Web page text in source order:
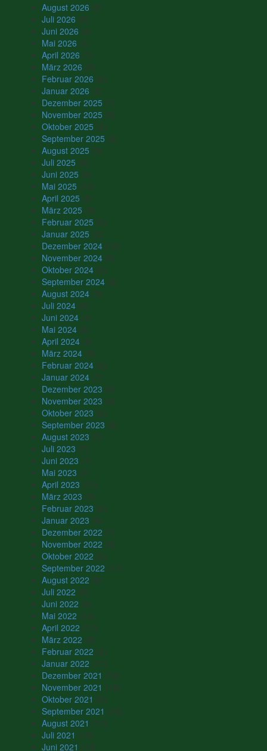
August 2026 (2)
Juli 2026 (5)
Juni 2026 (4)
Mai 2026 (1)
April 2026 (7)
März 2026 (2)
Februar 2026 (2)
Januar 2026 (5)
Dezember 2025 (7)
November 2025 (5)
Oktober 2025 (4)
September 2025 (9)
August 2025 (3)
Juli 2025 (8)
Juni 2025 (8)
Mai 2025 (10)
April 2025 (5)
März 2025 (5)
Februar 2025 (6)
Januar 2025 (3)
Dezember 2024 (10)
November 2024 (6)
Oktober 2024 (6)
September 2024 (3)
August 2024 (3)
Juli 2024 (6)
Juni 2024 (4)
Mai 2024 (8)
April 2024 (8)
März 2024 (5)
Februar 2024 (2)
Januar 2024 (7)
Dezember 2023 (5)
November 2023 (4)
Oktober 2023 (2)
September 2023 (6)
August 2023 (7)
Juli 2023 (7)
Juni 2023 (7)
Mai 2023 (7)
April 2023 (13)
März 2023 (3)
Februar 2023 (2)
Januar 2023 (9)
Dezember 2022 (7)
November 2022 (8)
Oktober 2022 (5)
September 2022 (17)
August 2022 (9)
Juli 2022 (5)
Juni 2022 (8)
Mai 2022 (14)
April 2022 (17)
März 2022 (8)
Februar 2022 (4)
Januar 2022 (11)
Dezember 2021 (19)
November 2021 (19)
Oktober 2021 (8)
September 2021 (16)
August 2021 (17)
Juli 2021 (15)
Juni 2021 (13)